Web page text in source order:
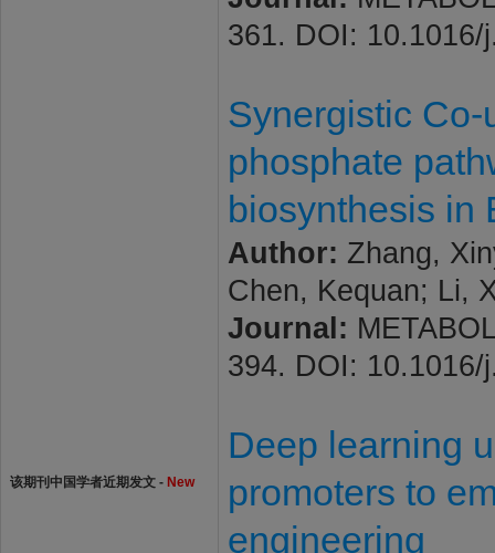
该期刊中国学者近期发文 - New
361. DOI:
Synergistic
phosphate
biosynthesis in
Author: Zhang,
Chen, Kequan; Li,
Journal:
394. DOI:
Deep learning
promoters to
engineering